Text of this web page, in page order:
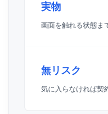
実物
画面を触れる状態ま
無リスク
気に入らなければ契